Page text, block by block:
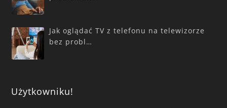
Jak oglądać TV z telefonu na telewizorze
bez probl…
Użytkowniku!